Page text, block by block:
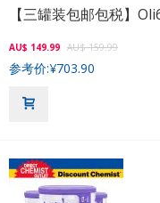
AU$ 149.99 AU$ 159.99
参考价:¥703.90